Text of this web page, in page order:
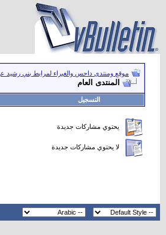
موقع ومنتدى داحس والغبراء لمرابط بني رشيد
المنتدى العام
التسجيل
يحتوي مشاركات جديدة
لا يحتوي مشاركات جديدة